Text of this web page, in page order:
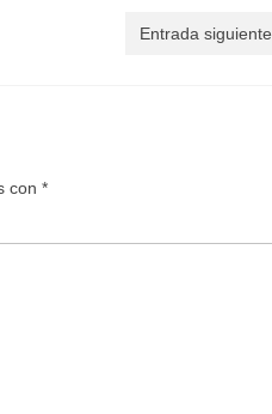
Entrada siguiente
con *